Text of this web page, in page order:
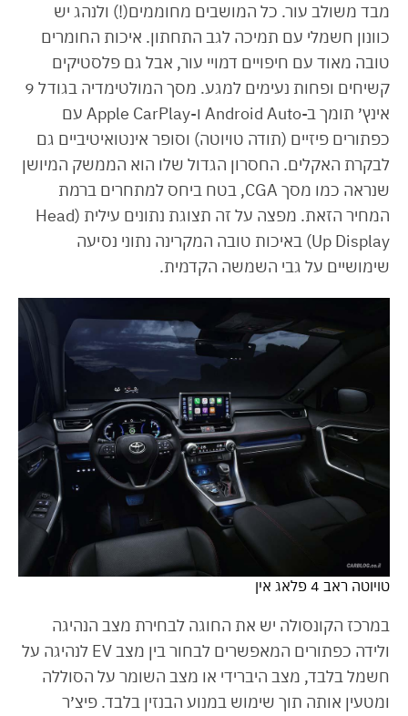
מבד משולב עור. כל המושבים מחוממים(!) ולנהג יש
כוונון חשמלי עם תמיכה לגב התחתון. איכות החומרים
טובה מאוד עם חיפויים דמויי עור, אבל גם פלסטיקים
קשיחים ופחות נעימים למגע. מסך המולטימדיה בגודל 9
אינץ׳ תומך ב-Android Auto ו-Apple CarPlay עם
כפתורים פיזיים (תודה טויוטה) וסופר אינטואיטיביים גם
לבקרת האקלים. החסרון הגדול שלו הוא הממשק המיושן
שנראה כמו מסך CGA, בטח ביחס למתחרים ברמת
המחיר הזאת. מפצה על זה תצוגת נתונים עילית (Head
Up Display) באיכות טובה המקרינה נתוני נסיעה
שימושיים על גבי השמשה הקדמית.
טויוטה ראב 4 פלאג אין
במרכז הקונסולה יש את החוגה לבחירת מצב הנהיגה
ולידה כפתורים המאפשרים לבחור בין מצב EV לנהיגה על
חשמל בלבד, מצב היברידי או מצב השומר על הסוללה
ומטעין אותה תוך שימוש במנוע הבנזין בלבד. פיצ׳ר